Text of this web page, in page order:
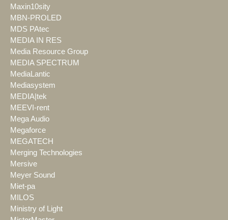
Maxin10sity
MBN-PROLED
MDS PAtec
MEDIA IN RES
Media Resource Group
MEDIA SPECTRUM
MediaLantic
Mediasystem
MEDIA|tek
MEEVI-rent
Mega Audio
Megaforce
MEGATECH
Merging Technologies
Mersive
Meyer Sound
Miet-pa
MILOS
Ministry of Light